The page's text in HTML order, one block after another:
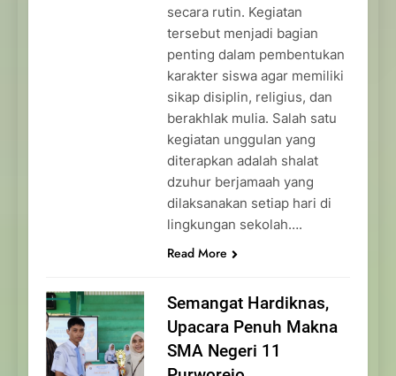
secara rutin. Kegiatan
tersebut menjadi bagian
penting dalam pembentukan
karakter siswa agar memiliki
sikap disiplin, religius, dan
berakhlak mulia. Salah satu
kegiatan unggulan yang
diterapkan adalah shalat
dzuhur berjamaah yang
dilaksanakan setiap hari di
lingkungan sekolah….
Read More
Semangat Hardiknas,
Upacara Penuh Makna
SMA Negeri 11